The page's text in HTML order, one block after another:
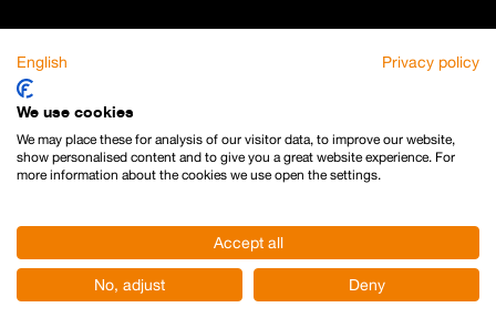
English Privacy policy
We use cookies
We may place these for analysis of our visitor data, to improve our website,
show personalised content and to give you a great website experience. For
more information about the cookies we use open the settings.
Accept all
No, adjust Deny